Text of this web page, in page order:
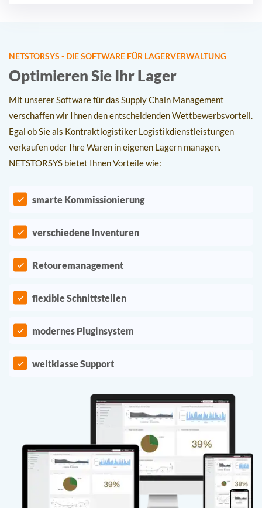
NETSTORSYS - DIE SOFTWARE FÜR LAGERVERWALTUNG
Optimieren Sie Ihr Lager
Mit unserer Software für das Supply Chain Management
verschaffen wir Ihnen den entscheidenden Wettbewerbsvorteil.
Egal ob Sie als Kontraktlogistiker Logistikdienstleistungen
verkaufen oder Ihre Waren in eigenen Lagern managen.
NETSTORSYS bietet Ihnen Vorteile wie:
smarte Kommissionierung
verschiedene Inventuren
Retouremanagement
flexible Schnittstellen
modernes Pluginsystem
weltklasse Support